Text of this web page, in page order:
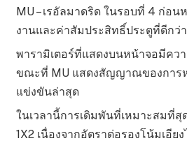
MU – เรอัลมาดริด ในรอบที่ 4 ก่อ
งานและค่าสัมประสิทธิ์ประตูที่ดีกว่า
พารามิเตอร์ที่แสดงบนหน้าจอมีคว
ขณะที่ MU แสดงสัญญาณของการ
แข่งขันล่าสุด
ในเวลานี้การเดิมพันที่เหมาะสมที่
1X2 เนื่องจากอัตราต่อรองโน้มเอีย